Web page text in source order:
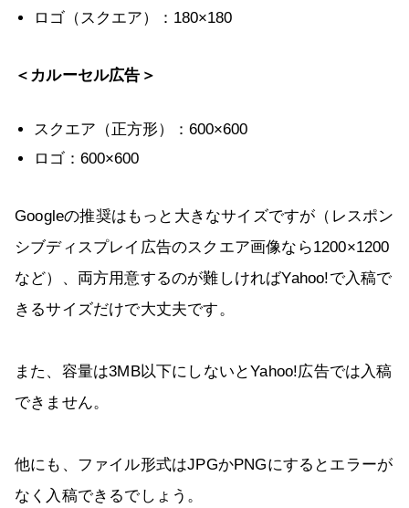
ロゴ（スクエア）：180×180
＜カルーセル広告＞
スクエア（正方形）：600×600
ロゴ：600×600
Googleの推奨はもっと大きなサイズですが（レスポン
シブディスプレイ広告のスクエア画像なら1200×1200
など）、両方用意するのが難しければYahoo!で入稿で
きるサイズだけで大丈夫です。
また、容量は3MB以下にしないとYahoo!広告では入稿
できません。
他にも、ファイル形式はJPGかPNGにするとエラーが
なく入稿できるでしょう。